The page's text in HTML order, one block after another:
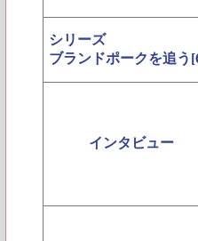
シリーズ
ブランドポークを追う
インタビュー